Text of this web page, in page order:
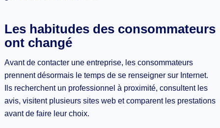
Les habitudes des consommateurs
ont changé
Avant de contacter une entreprise, les consommateurs
prennent désormais le temps de se renseigner sur Internet.
Ils recherchent un professionnel à proximité, consultent les
avis, visitent plusieurs sites web et comparent les prestations
avant de faire leur choix.